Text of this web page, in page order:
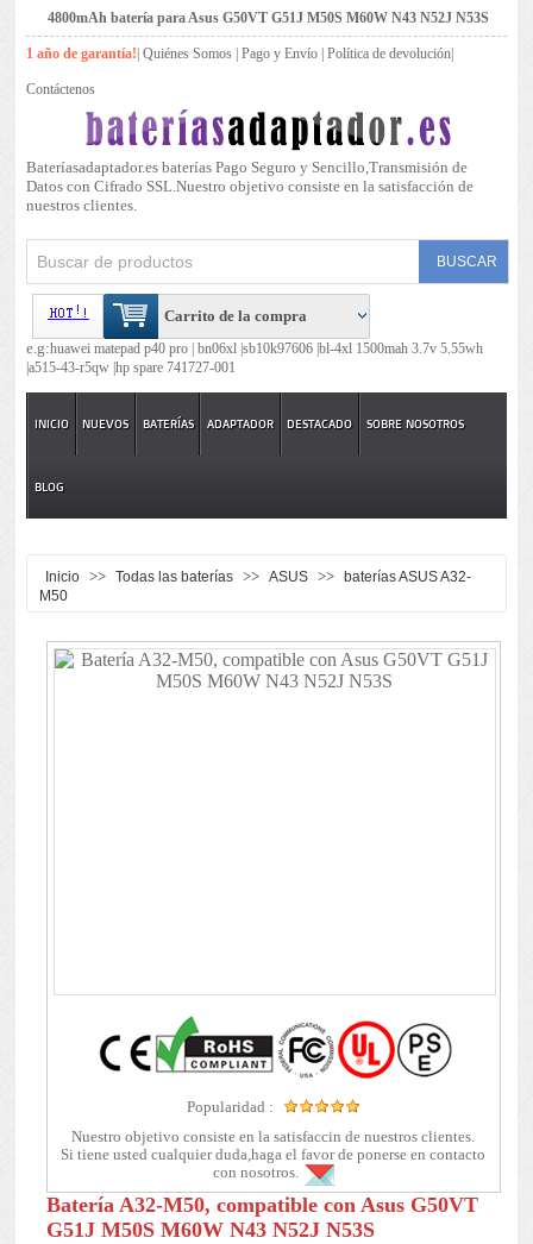
4800mAh batería para Asus G50VT G51J M50S M60W N43 N52J N53S
1 año de garantía! |Quiénes Somos |Pago y Envío |Política de devolución
Contáctenos
Bateríasadaptador.es baterías Pago Seguro y Sencillo,Transmisión de
Datos con Cifrado SSL.Nuestro objetivo consiste en la satisfacción de
nuestros clientes.
Carrito de la compra
e.g:huawei matepad p40 pro |bn06xl |sb10k97606 |bl-4xl 1500mah 3.7v 5.55wh
|a515-43-r5qw |hp spare 741727-001
INICIO NUEVOS BATERÍAS ADAPTADOR DESTACADO SOBRE NOSOTROS
BLOG
Inicio >> Todas las baterías >> ASUS >>
baterías ASUS A32-
M50
Popularidad :
Nuestro objetivo consiste en la satisfaccin de nuestros clientes.
Si tiene usted cualquier duda,haga el favor de ponerse en contacto
con nosotros.
Batería A32-M50, compatible con Asus G50VT
G51J M50S M60W N43 N52J N53S